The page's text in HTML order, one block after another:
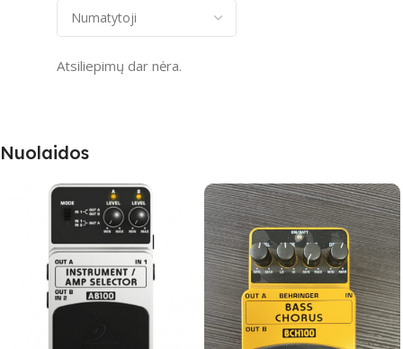
Atsiliepimų dar nėra.
Nuolaidos